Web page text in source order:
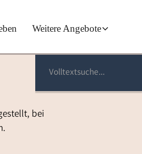
Weitere Angebote
bei